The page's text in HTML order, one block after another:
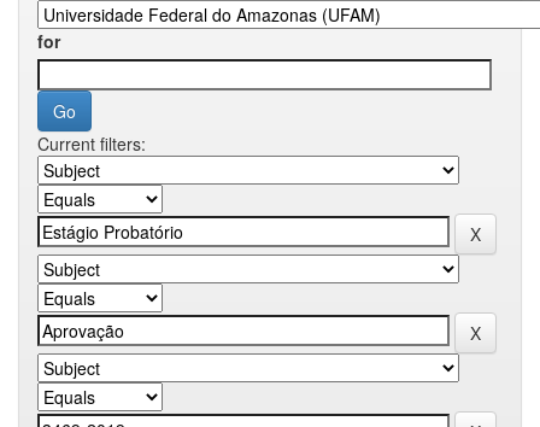
for
Current filters: